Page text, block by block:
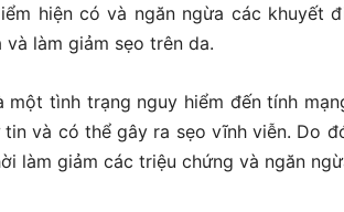
hiện có và ngăn ngừa các khuyết
làm giảm sẹo trên da.
một tình trạng nguy hiểm đến tính
và có thể gây ra sẹo vĩnh viễn. Do
làm giảm các triệu chứng và ngăn